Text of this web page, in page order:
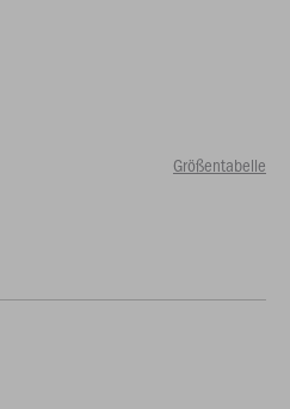
Größentabelle